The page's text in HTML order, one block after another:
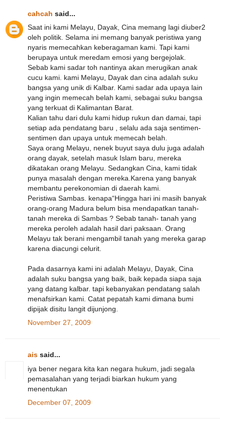
cahcah said...
Saat ini kami Melayu, Dayak, Cina memang lagi diuber2
oleh politik. Selama ini memang banyak peristiwa yang
nyaris memecahkan keberagaman kami. Tapi kami
berupaya untuk meredam emosi yang bergejolak.
Sebab kami sadar toh nantinya akan merugikan anak
cucu kami. kami Melayu, Dayak dan cina adalah suku
bangsa yang unik di Kalbar. Kami sadar ada upaya lain
yang ingin memecah belah kami, sebagai suku bangsa
yang terkuat di Kalimantan Barat.
Kalian tahu dari dulu kami hidup rukun dan damai, tapi
setiap ada pendatang baru , selalu ada saja sentimen-
sentimen dan upaya untuk memecah belah.
Saya orang Melayu, nenek buyut saya dulu juga adalah
orang dayak, setelah masuk Islam baru, mereka
dikatakan orang Melayu. Sedangkan Cina, kami tidak
punya masalah dengan mereka.Karena yang banyak
membantu perekonomian di daerah kami.
Peristiwa Sambas. kenapa“Hingga hari ini masih banyak
orang-orang Madura belum bisa mendapatkan tanah-
tanah mereka di Sambas ? Sebab tanah- tanah yang
mereka peroleh adalah hasil dari paksaan. Orang
Melayu tak berani mengambil tanah yang mereka garap
karena diacungi celurit.
Pada dasarnya kami ini adalah Melayu, Dayak, Cina
adalah suku bangsa yang baik, baik kepada siapa saja
yang datang kalbar. tapi kebanyakan pendatang salah
menafsirkan kami. Catat pepatah kami dimana bumi
dipijak disitu langit dijunjong.
November 27, 2009
ais said...
iya bener negara kita kan negara hukum, jadi segala
pemasalahan yang terjadi biarkan hukum yang
menentukan
December 07, 2009